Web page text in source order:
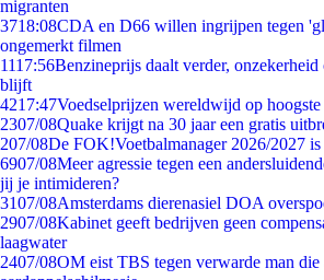
migranten
3718:08CDA en D66 willen ingrijpen tegen
ongemerkt filmen
1117:56Benzineprijs daalt verder,
blijft
4217:47Voedselprijzen wereldwijd op
2307/08Quake krijgt na 30 jaar een gratis
207/08De FOK!Voetbalmanager 2026/2027 is
6907/08Meer agressie tegen een
jij je intimideren?
3107/08Amsterdams dierenasiel DOA
2907/08Kabinet geeft bedrijven geen
laagwater
2407/08OM eist TBS tegen verwarde man die